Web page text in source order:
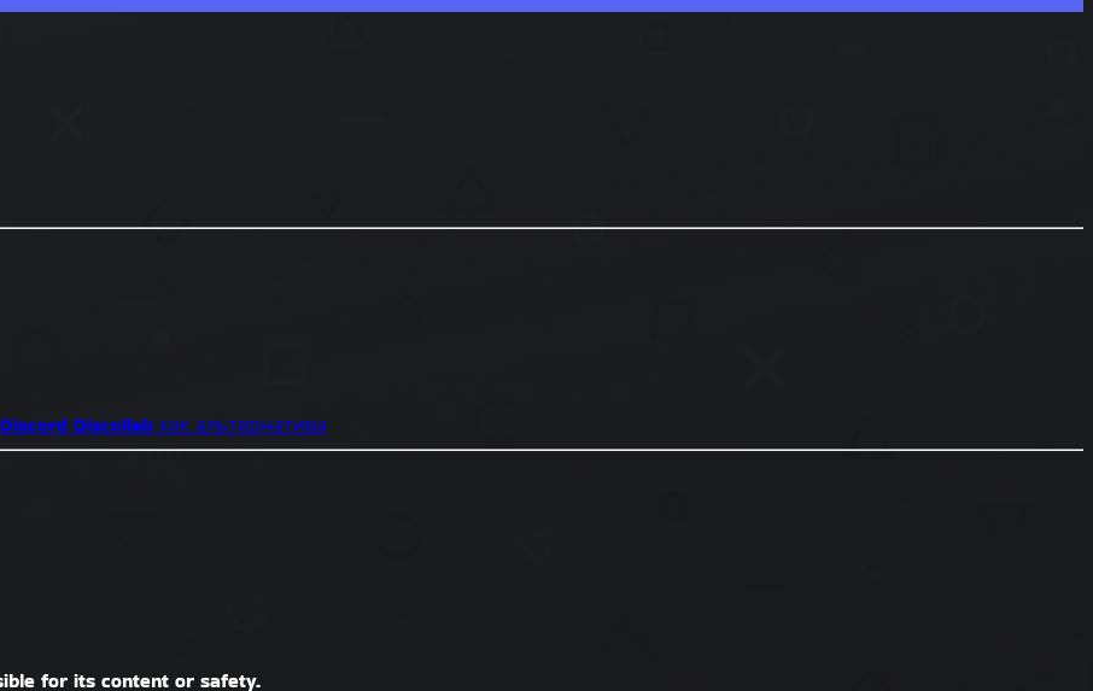
Discollab как альтернатива
for its content or safety.